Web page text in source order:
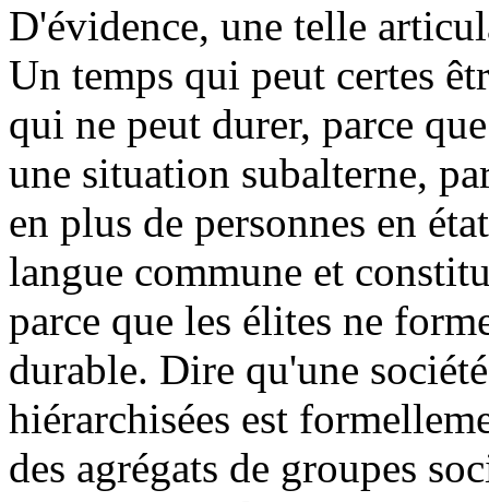
D'évidence, une telle
Un temps qui peut certes
qui ne peut durer, parce
une situation subalterne,
en plus de personnes en
langue commune et
parce que les élites ne
durable. Dire qu'une
hiérarchisées est
des agrégats de groupes